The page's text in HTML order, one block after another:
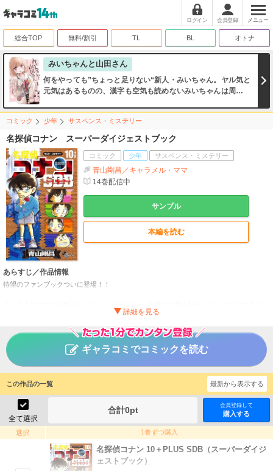
ログイン 会員登録 メニュー
総合TOP 無料/割引 TL BL オトナ
みいちゃんと山田さん
何をやっても”ちょっと足りない“新人・みいちゃん。ヤル気と
元気はあるものの、漢字も空気も読めないみいちゃんは周りか
コミック 少年 サスペンス・ミステリー
名探偵コナン スーパーダイジェストブック
コミック 少年 サスペンス・ミステリー
青山剛昌／キャラメル・ママ
14巻配信中
サンプル
本編を読む
あらすじ／作品情報
待望のファンブックついに登場！！
ェストブック。あらゆる情報を満載した、コナンファン待望のガイド本が登
クリスマスカードや年賀状などの激レアイラストを、巻頭カラーで紹介。▼mission I／
DATA／関係者と27の事件／◆キャラクターガイド◆米花市タウンガイド キャラクター
出没マップ◆ストーリーガイド 1 to 10 ～『名探偵コナン』の主要登場人物や、27
の事件…コミックス1巻から10巻までのあらゆる情報がギッシリつまったデータ集。知り
たい情報はここに集約されている！！▼mission II／DRAMA／個性あふれる米花市人間
模様／◆二丁目の洋館のナゾ◆黒の組織を追え！◆毛利探偵事務所の日々◆帝丹小の勇
者達◆頼もしき警察の方々◆米花市特ダネ通信 ～街で見かけたアノ人達のゴシップ
を、米花市通の記者がビシッと調査。コナン誕生のいきさつも、毛利探偵事務所が急に
繁盛した事情も、まるごと解明。▼mission III／LOVE／恋の行方に完全密着／◆探偵小
僧と空手娘◆友情と恋のバランス◆恋愛暴走特急！◆米花市恋ダネ通信 ～『名探偵コ
ナン』のお楽しみの一つ、ラブロマンス。蘭＆新一から少年探偵団、園子まで、さまざ
まなキャラクターが展開する恋模様を、裏の裏までバッチリ追跡！▼mission IV／
MYSTERY／コナン流探偵術のヒミツにせまる／◆コナンに学ぶ推理テクニック講座◆検
証 犯罪者の心理を学べ ～『名探偵コナン』の醍醐味はズバリ推理！ 特筆すべき
ギャラコミでコミックを読む
この作品の一覧
全て選択
合計0pt 会員登録して
購入する
選択 1巻ずつ購入
最新から表示する
名探偵コナン 10＋PLUS SDB（スーパーダイジ
ェストブック）